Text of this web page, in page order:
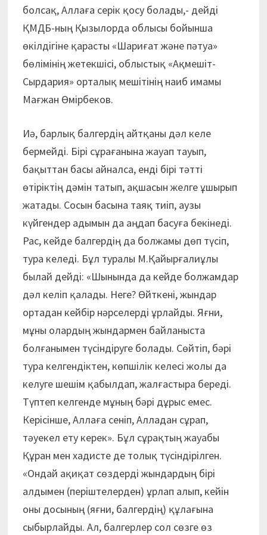
болсақ, Аллаға серік қосу болады,- дейді
ҚМДБ-ның Қызылорда облысы бойынша
өкілдігіне қарасты «Шариғат және пәтуа»
бөлімінің жетекшісі, облыстық «Ақмешіт-
Сырдария» орталық мешітінің наиб имамы
Мағжан Өмірбеков.
Иә, барлық балгердің айтқаны дәл келе
бермейді. Бірі сұрағанына жауап тауып,
бақыттан басы айналса, енді бірі тәтті
өтіріктің дәмін татып, ақшасын желге ұшырып
жатады. Сосын басына таяқ тиіп, аузы
күйгендер адымын да аңдап басуға бекінеді.
Рас, кейде балгердің да болжамы дөп түсіп,
тура келеді. Бұл туралы М.Қайырғалиұлы
былай дейді: «Шынында да кейде болжамдар
дәл келіп қалады. Неге? Өйткені, жындар
ортадан кейбір нәрселерді ұрлайды. Яғни,
мұны олардың жындармен байланыста
болғанымен түсіндіруге болады. Сөйтіп, бәрі
тура келгендіктен, көпшілік келесі жолы да
келуге шешім қабылдап, жалғастыра береді.
Түптеп келгенде мұның бәрі дұрыс емес.
Керісінше, Аллаға сеніп, Алладан сұрап,
тәуекел ету керек». Бұл сұрақтың жауабы
Құран мен хадисте де толық түсіндірілген.
«Ондай ақиқат сөздерді жындардың бірі
алдымен (періштелерден) ұрлап алып, кейін
оны досының (яғни, балгердің) құлағына
сыбырлайды. Ал, балгерлер сол сөзге өз